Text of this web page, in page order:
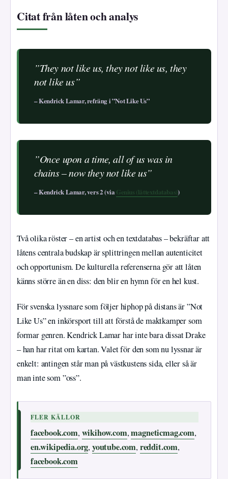
Citat från låten och analys
”They not like us, they not like us, they
not like us”
– Kendrick Lamar, refräng i ”Not Like Us”
”Once upon a time, all of us was in
chains – now they not like us”
– Kendrick Lamar, vers 2 (via Genius (låttextdatabas))
Två olika röster – en artist och en textdatabas – bekräftar att
låtens centrala budskap är splittringen mellan autenticitet
och opportunism. De kulturella referenserna gör att låten
känns större än en diss: den blir en hymn för en hel kust.
För svenska lyssnare som följer hiphop på distans är ”Not
Like Us” en inkörsport till att förstå de maktkamper som
formar genren. Kendrick Lamar har inte bara dissat Drake
– han har ritat om kartan. Valet för den som nu lyssnar är
enkelt: antingen står man på västkustens sida, eller så är
man inte som ”oss”.
FLER KÄLLOR
facebook.com,wikihow.com,magneticmag.com,
en.wikipedia.org,youtube.com,reddit.com,
facebook.com